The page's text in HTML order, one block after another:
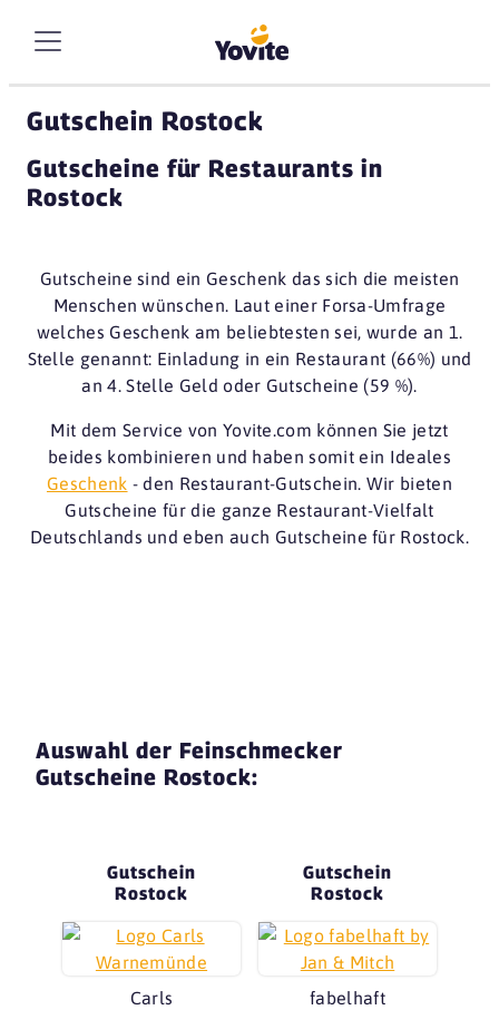
Gutschein Rostock
Gutscheine für Restaurants in
Rostock
Gutscheine sind ein Geschenk das sich die meisten
Menschen wünschen. Laut einer Forsa-Umfrage
welches Geschenk am beliebtesten sei, wurde an 1.
Stelle genannt: Einladung in ein Restaurant (66%) und
an 4. Stelle Geld oder Gutscheine (59 %).
Mit dem Service von Yovite.com können Sie jetzt
beides kombinieren und haben somit ein Ideales
Geschenk - den Restaurant-Gutschein. Wir bieten
Gutscheine für die ganze Restaurant-Vielfalt
Deutschlands und eben auch Gutscheine für Rostock.
Auswahl der Feinschmecker
Gutscheine Rostock:
Gutschein
Rostock
Carls
Gutschein
Rostock
fabelhaft